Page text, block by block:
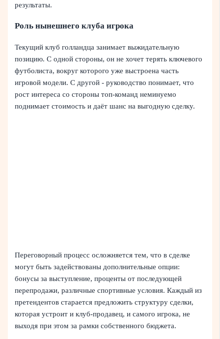
результаты.
Роль нынешнего клуба игрока
Текущий клуб голландца занимает выжидательную
позицию. С одной стороны, он не хочет терять ключевого
футболиста, вокруг которого уже выстроена часть
игровой модели. С другой - руководство понимает, что
рост интереса со стороны топ-команд неминуемо
поднимает стоимость и даёт шанс на выгодную сделку.
Переговорный процесс осложняется тем, что в сделке
могут быть задействованы дополнительные опции:
бонусы за выступление, проценты от последующей
перепродажи, различные спортивные условия. Каждый из
претендентов старается предложить структуру сделки,
которая устроит и клуб-продавец, и самого игрока, не
выходя при этом за рамки собственного бюджета.